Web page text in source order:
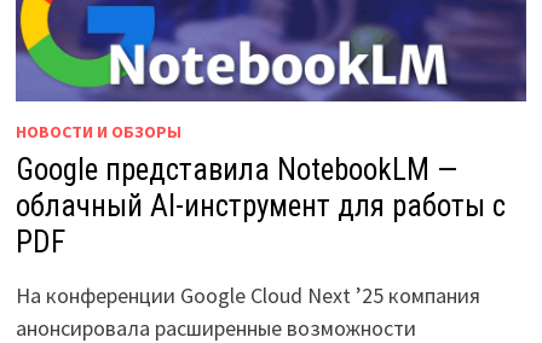
НОВОСТИ И ОБЗОРЫ
Google представила NotebookLM —
облачный AI-инструмент для работы с
PDF
На конференции Google Cloud Next ’25 компания
анонсировала расширенные возможности